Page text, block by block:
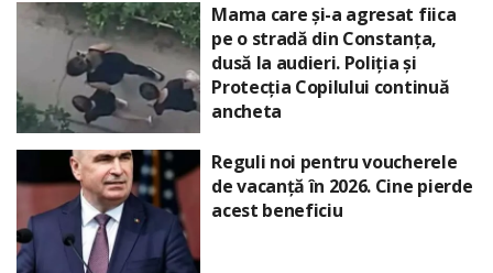
Mama care și-a agresat fiica
pe o stradă din Constanța,
dusă la audieri. Poliția și
Protecția Copilului continuă
ancheta
Reguli noi pentru voucherele
de vacanță în 2026. Cine pierde
acest beneficiu